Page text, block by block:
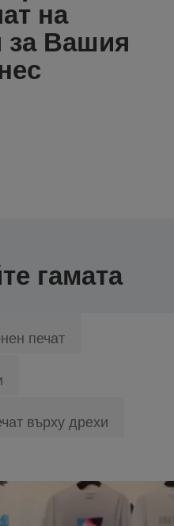
на
за Вашия
гамата
печат
върху дрехи